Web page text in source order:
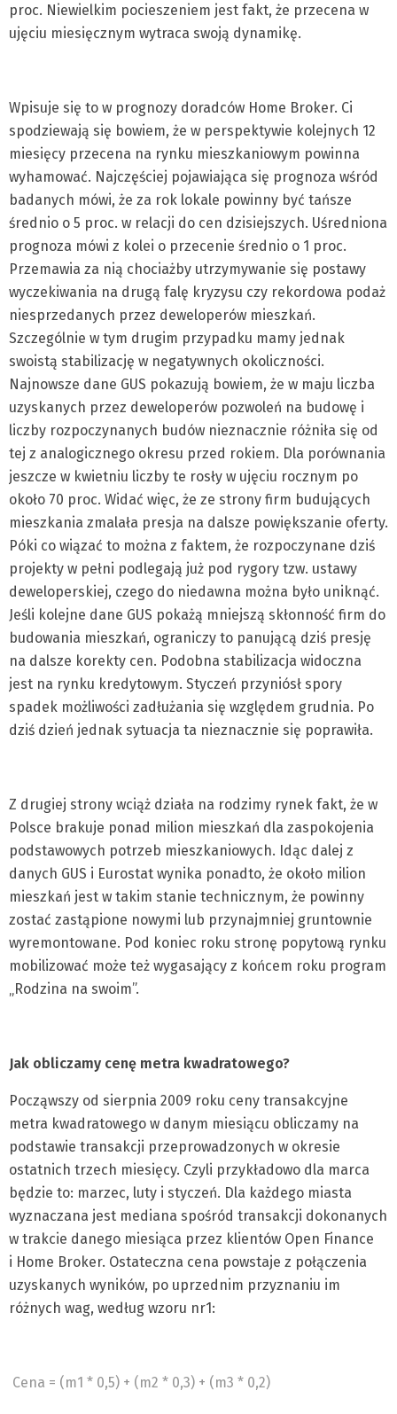
proc. Niewielkim pocieszeniem jest fakt, że przecena w
ujęciu miesięcznym wytraca swoją dynamikę.
Wpisuje się to w prognozy doradców Home Broker. Ci
spodziewają się bowiem, że w perspektywie kolejnych 12
miesięcy przecena na rynku mieszkaniowym powinna
wyhamować. Najczęściej pojawiająca się prognoza wśród
badanych mówi, że za rok lokale powinny być tańsze
średnio o 5 proc. w relacji do cen dzisiejszych. Uśredniona
prognoza mówi z kolei o przecenie średnio o 1 proc.
Przemawia za nią chociażby utrzymywanie się postawy
wyczekiwania na drugą falę kryzysu czy rekordowa podaż
niesprzedanych przez deweloperów mieszkań.
Szczególnie w tym drugim przypadku mamy jednak
swoistą stabilizację w negatywnych okoliczności.
Najnowsze dane GUS pokazują bowiem, że w maju liczba
uzyskanych przez deweloperów pozwoleń na budowę i
liczby rozpoczynanych budów nieznacznie różniła się od
tej z analogicznego okresu przed rokiem. Dla porównania
jeszcze w kwietniu liczby te rosły w ujęciu rocznym po
około 70 proc. Widać więc, że ze strony firm budujących
mieszkania zmalała presja na dalsze powiększanie oferty.
Póki co wiązać to można z faktem, że rozpoczynane dziś
projekty w pełni podlegają już pod rygory tzw. ustawy
deweloperskiej, czego do niedawna można było uniknąć.
Jeśli kolejne dane GUS pokażą mniejszą skłonność firm do
budowania mieszkań, ograniczy to panującą dziś presję
na dalsze korekty cen. Podobna stabilizacja widoczna
jest na rynku kredytowym. Styczeń przyniósł spory
spadek możliwości zadłużania się względem grudnia. Po
dziś dzień jednak sytuacja ta nieznacznie się poprawiła.
Z drugiej strony wciąż działa na rodzimy rynek fakt, że w
Polsce brakuje ponad milion mieszkań dla zaspokojenia
podstawowych potrzeb mieszkaniowych. Idąc dalej z
danych GUS i Eurostat wynika ponadto, że około milion
mieszkań jest w takim stanie technicznym, że powinny
zostać zastąpione nowymi lub przynajmniej gruntownie
wyremontowane. Pod koniec roku stronę popytową rynku
mobilizować może też wygasający z końcem roku program
„Rodzina na swoim”.
Jak obliczamy cenę metra kwadratowego?
Począwszy od sierpnia 2009 roku ceny transakcyjne
metra kwadratowego w danym miesiącu obliczamy na
podstawie transakcji przeprowadzonych w okresie
ostatnich trzech miesięcy. Czyli przykładowo dla marca
będzie to: marzec, luty i styczeń. Dla każdego miasta
wyznaczana jest mediana spośród transakcji dokonanych
w trakcie danego miesiąca przez klientów Open Finance
i Home Broker. Ostateczna cena powstaje z połączenia
uzyskanych wyników, po uprzednim przyznaniu im
różnych wag, według wzoru nr1:
Cena = (m1 * 0,5) + (m2 * 0,3) + (m3 * 0,2)